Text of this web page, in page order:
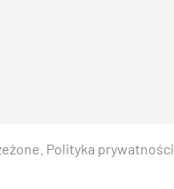
Polityka prywatności